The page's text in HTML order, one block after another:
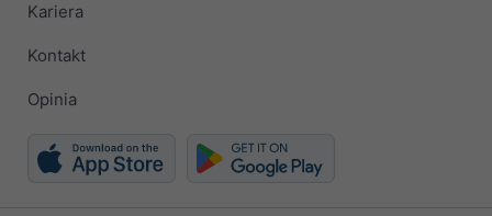
Kariera
Kontakt
Opinia